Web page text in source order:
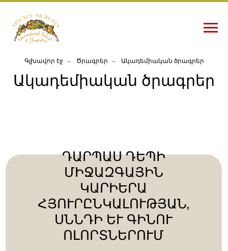
Գլխավոր էջ → Ծրագրեր → Ակադեմիական ծրագրեր
Ակադեմիական ծրագրեր
ԴԱՐՊԱՍ ԴԵՊԻ
ՄԻՋԱԶԳԱՅԻՆ
ԿԱՐԻԵՐԱ
ՀՅՈՒՐԸՆԿԱԼՈՒԹՅԱՆ,
ՍՆՆԴԻ ԵՒ ԳԻՆՈՒ Ո
ԼՈՐՏՆԵՐՈՒՄ